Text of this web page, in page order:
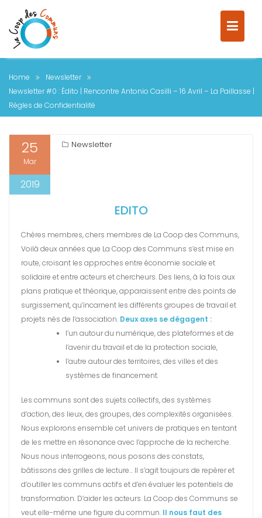
Home
Newsletter
Newsletter #0 : Édito | Rencontre Antonio Casilli – 16 Avril – La Paillasse |
Règles de Confidentialité
25
Mar
2019
Newsletter
EDITO
Chères membres, chers membres de La Coop des Communs,
Voilà deux années que La Coop des Communs s’est mise en
route, croisant les approches entre économie sociale et
solidaire et entre acteurs et chercheurs. Des liens, à la fois aux
plans pratique et théorique, apparaissent entre des points de
surgissement, qu’incarnent les différents groupes de travail et
projets nés de l’association. Deux axes se dégagent :
l’un autour du numérique, des plateformes et de
l’avenir du travail et de la protection sociale,
l’autre autour des territoires, des villes et des
systèmes de financement.
Les communs sont des sujets collectifs, des systèmes
d’action, des lieux, des groupes, des complexités organisées.
Nous explorons ensemble cet univers de pratiques en tentant
de les mettre en résonance avec l’approche de la recherche.
Nous nous interrogeons, nous posons des constats,
bâtissons des grilles de lecture… Il s’agit toujours de repérer et
d’outiller les communs actifs et d’en évaluer les potentiels de
transformation. D’aider les acteurs. La Coop des Communs se
veut elle-même une figure du commun. Il nous faut des